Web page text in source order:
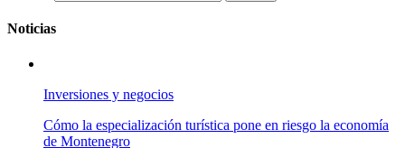
Noticias
Inversiones y negocios
Cómo la especialización turística pone en riesgo la economía
de Montenegro